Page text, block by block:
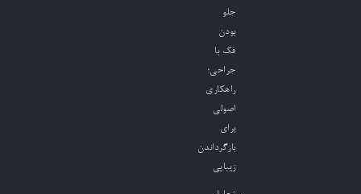
جلو
بودن
فک با
جراحی؛
راهکاری
اصولی
برای
بازگرداندن
زیبایی